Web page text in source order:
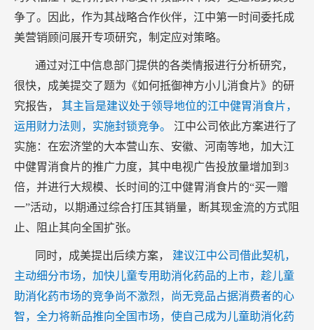
争了。因此，作为其战略合作伙伴，江中第一时间委托成
美营销顾问展开专项研究，制定应对策略。
通过对江中信息部门提供的各类情报进行分析研究，
很快，成美提交了题为《如何抵御神方小儿消食片》的研
究报告， 其主旨是建议处于领导地位的江中健胃消食片，
运用财力法则，实施封锁竞争。 江中公司依此方案进行了
实施：在宏济堂的大本营山东、安徽、河南等地，加大江
中健胃消食片的推广力度，其中电视广告投放量增加到3
倍，并进行大规模、长时间的江中健胃消食片的“买一赠
一”活动，以期通过综合打压其销量，断其现金流的方式阻
止、阻止其向全国扩张。
同时，成美提出后续方案， 建议江中公司借此契机，
主动细分市场，加快儿童专用助消化药品的上市，趁儿童
助消化药市场的竞争尚不激烈，尚无竞品占据消费者的心
智，全力将新品推向全国市场，使自己成为儿童助消化药